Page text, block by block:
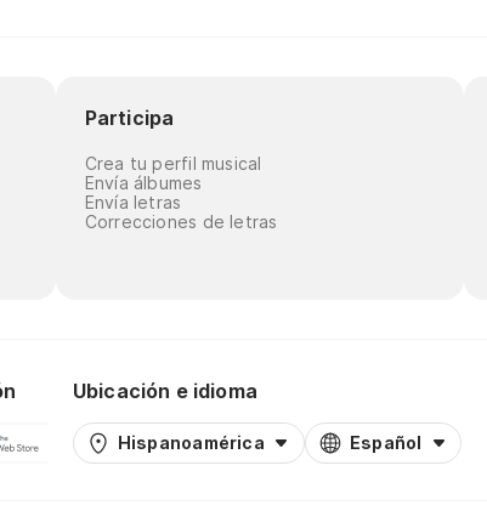
Participa
Crea tu perfil musical
Envía álbumes
Envía letras
Correcciones de letras
Ubicación e idioma
Hispanoamérica Español